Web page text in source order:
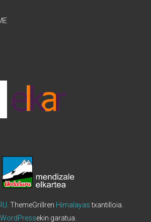
. ThemeGrillren Himalayastxantilloia.
WordPressekin garatua.